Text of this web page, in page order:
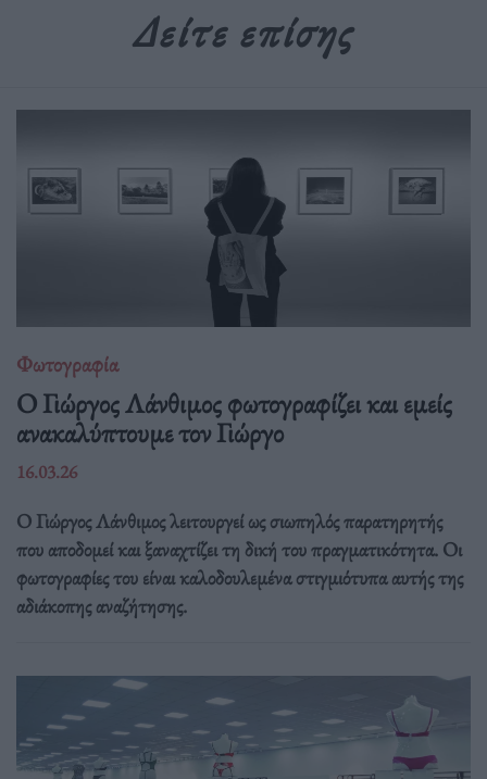
Δείτε επίσης
Φωτογραφία
Ο Γιώργος Λάνθιμος φωτογραφίζει και εμείς
ανακαλύπτουμε τον Γιώργο
16.03.26
Ο Γιώργος Λάνθιμος λειτουργεί ως σιωπηλός παρατηρητής
που αποδομεί και ξαναχτίζει τη δική του πραγματικότητα. Οι
φωτογραφίες του είναι καλοδουλεμένα στιγμιότυπα αυτής της
αδιάκοπης αναζήτησης.